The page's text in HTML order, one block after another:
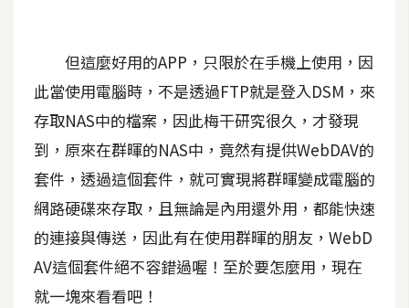
t
r
去
背
與
合
成
但這麼好用的APP，只限於在手機上使用，因
此當使用電腦時，不是透過FTP就是登入DSM，來
存取NAS中的檔案，因此梅干研究很久，才發現
到，原來在群暉的NAS中，竟然有提供WebDAV的
套件，透過這個套件，就可實現將群暉變成電腦的
網路硬碟來存取，且無論是內用還外用，都能快速
的連接與傳送，因此有在使用群暉的朋友，WebD
AV這個套件絕不容錯過喔！至於要怎麼用，現在
就一塊來看看吧！